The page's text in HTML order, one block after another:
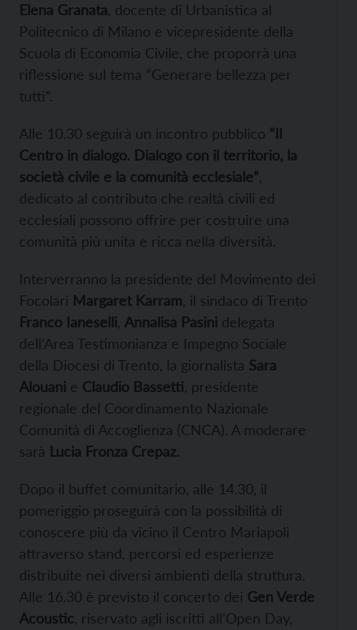
Elena Granata , docente di Urbanistica al
Politecnico di Milano e vicepresidente della
Scuola di Economia Civile, che proporrà una
riflessione sul tema “Generare bellezza per
tutti”.
Alle 10.30 seguirà un incontro pubblico “Il
Centro in dialogo. Dialogo con il territorio, la
società civile e la comunità ecclesiale”
dedicato al contributo che realtà civili ed
ecclesiali possono offrire per costruire una
comunità più unita e ricca nella diversità.
Interverranno la presidente del Movimento dei
Focolari Margaret Karram , il sindaco di Trento
Franco Ianeselli Annalisa Pasini delegata
dell’Area Testimonianza e Impegno Sociale
della Diocesi di Trento, la giornalista Sara
Alouani e Claudio Bassetti , presidente
regionale del Coordinamento Nazionale
Comunità di Accoglienza (CNCA). A moderare
sarà Lucia Fronza Crepaz.
Dopo il buffet comunitario, alle 14.30, il
pomeriggio proseguirà con la possibilità di
conoscere più da vicino il Centro Mariapoli
attraverso stand, percorsi ed esperienze
distribuite nei diversi ambienti della struttura.
Alle 16.30 è previsto il concerto dei Gen Verde
Acoustic , riservato agli iscritti all’Open Day,